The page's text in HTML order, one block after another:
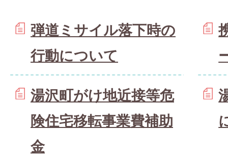
弾道ミサイル落下時の
行動について
湯沢町がけ地近接等危
険住宅移転事業費補助
金